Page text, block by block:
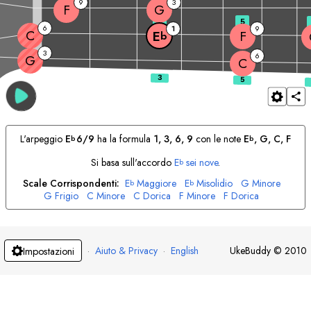
G 3
C 6
C 6 Eb 1 F 9
F G
3 5
L'arpeggio Eb6/9 ha la formula 1, 3, 6, 9 con le note Eb, G, C, F
Si basa sull'accordo Eb sei nove.
Scale Corrispondenti: Eb Maggiore Eb Misolidio G Minore
G Frigio C Minore C Dorica F Minore F Dorica
Impostazioni · Aiuto & Privacy · English UkeBuddy © 2010